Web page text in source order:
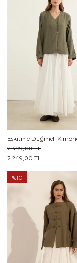
Eskitme Düğmeli
2.249,00 TL
2.499,00 TL
%10